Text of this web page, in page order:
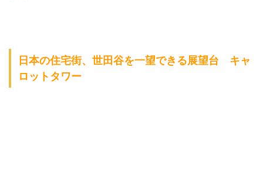
日本の住宅街、世田谷を一望できる展望台 キャ
ロットタワー